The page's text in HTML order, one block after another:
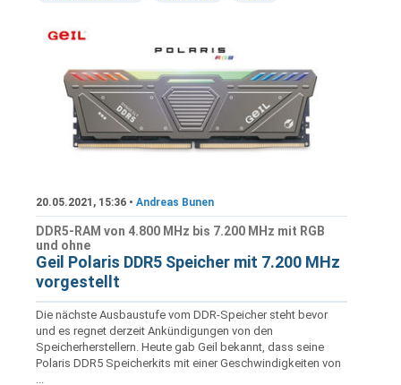
20.05.2021, 15:36 • Andreas Bunen
DDR5-RAM von 4.800 MHz bis 7.200 MHz mit RGB
und ohne
Geil Polaris DDR5 Speicher mit 7.200 MHz
vorgestellt
Die nächste Ausbaustufe vom DDR-Speicher steht bevor
und es regnet derzeit Ankündigungen von den
Speicherherstellern. Heute gab Geil bekannt, dass seine
Polaris DDR5 Speicherkits mit einer Geschwindigkeiten von